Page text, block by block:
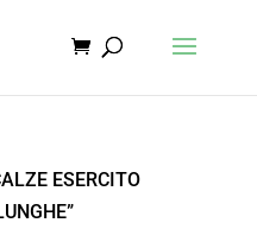
ESERCITO